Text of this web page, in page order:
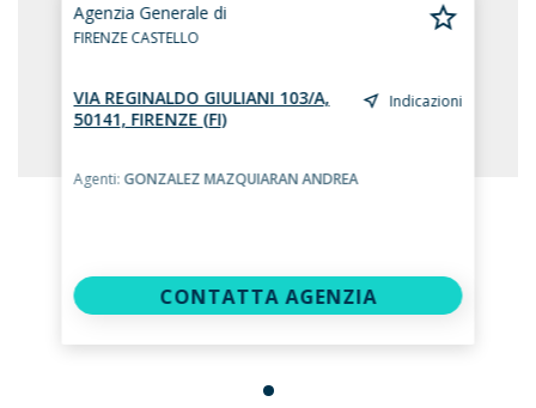
Agenzia Generale di
FIRENZE CASTELLO
VIA REGINALDO GIULIANI 103/A,
50141, FIRENZE (FI)
Indicazioni
Agenti:GONZALEZ MAZQUIARAN ANDREA
CONTATTA AGENZIA